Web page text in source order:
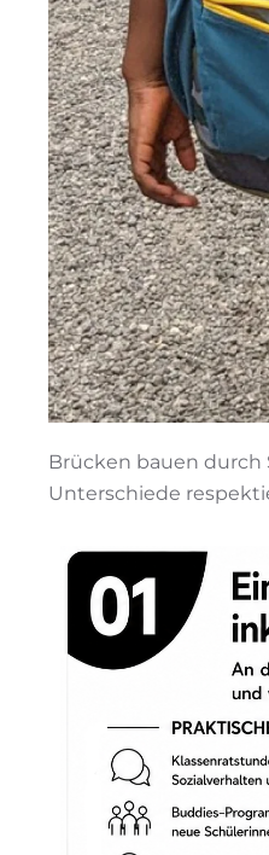
Brücken bauen
Unterschiede